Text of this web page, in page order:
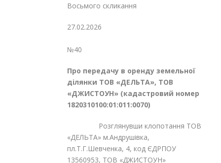
Восьмого скликання
27.02.2026
№40
Про передачу в оренду земельної
ділянки ТОВ «ДЕЛЬТА», ТОВ
«ДЖИСТОУН» (кадастровий номер
1820310100:01:011:0070)
Розглянувши клопотання ТОВ
«ДЕЛЬТА» м.Андрушівка,
пл.Т.Г.Шевченка, 4, код ЄДРПОУ
13560953, ТОВ «ДЖИСТОУН»